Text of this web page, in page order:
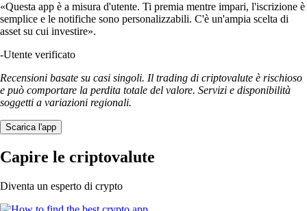
«Questa app è a misura d'utente. Ti premia mentre impari, l'iscrizione è
semplice e le notifiche sono personalizzabili. C'è un'ampia scelta di
asset su cui investire».
-Utente verificato
Recensioni basate su casi singoli. Il trading di criptovalute è rischioso
e può comportare la perdita totale del valore. Servizi e disponibilità
soggetti a variazioni regionali.
Scarica l'app
Capire le criptovalute
Diventa un esperto di crypto